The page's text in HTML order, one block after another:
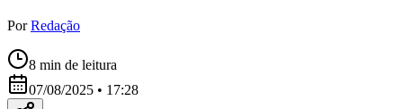
Por Redação
8 min de leitura
07/08/2025 • 17:28